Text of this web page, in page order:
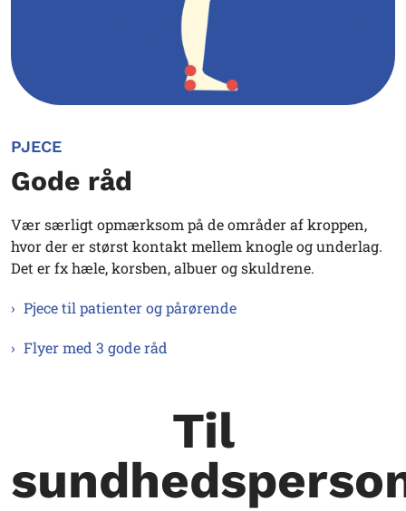
PJECE
Gode råd
Vær særligt opmærksom på de områder af kroppen,
hvor der er størst kontakt mellem knogle og underlag.
Det er fx hæle, korsben, albuer og skuldrene.
Pjece til patienter og pårørende
Flyer med 3 gode råd
Til